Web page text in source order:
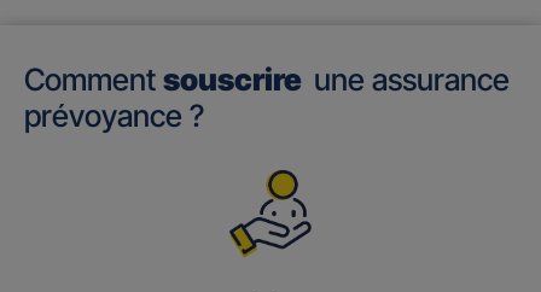
Comment souscrire une assurance
prévoyance ?